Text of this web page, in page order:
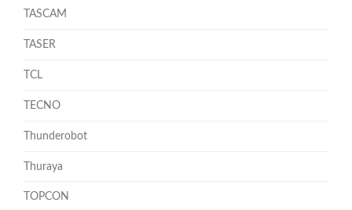
TASCAM
TASER
TCL
TECNO
Thunderobot
Thuraya
TOPCON